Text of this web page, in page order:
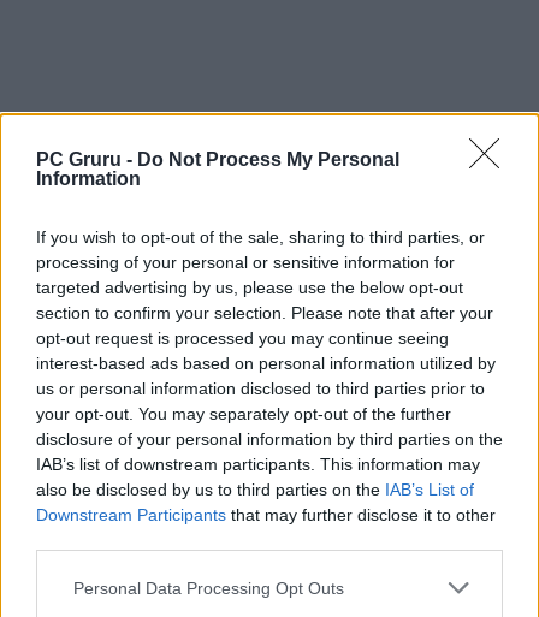
PC Gruru - Do Not Process My Personal
Information
If you wish to opt-out of the sale, sharing to third parties, or
processing of your personal or sensitive information for
targeted advertising by us, please use the below opt-out
section to confirm your selection. Please note that after your
opt-out request is processed you may continue seeing
interest-based ads based on personal information utilized by
us or personal information disclosed to third parties prior to
your opt-out. You may separately opt-out of the further
disclosure of your personal information by third parties on the
IAB’s list of downstream participants. This information may
also be disclosed by us to third parties on the IAB’s List of
Downstream Participants that may further disclose it to other
Personal Data Processing Opt Outs
Borítókép: Steam
Szerző:TZeus
Dátum:2026.06.16 20:30
Csapd be az AI-t! Állítsd be itt, hogy a PC
Guru tartalmairól véletlenül se maradj le
a Google-ben.
KAPCSOLÓDÓ HÍREK